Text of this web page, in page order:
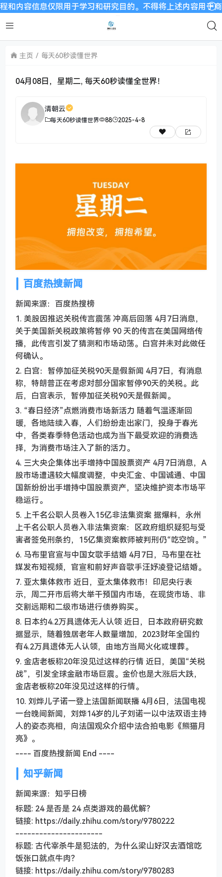
信息仅限用于学习和研究目的。不得将上述内容用于商业
主页 每天60秒读懂世界
04月08日，星期二, 每天60秒读懂全世界！
清朝云
每天60秒读懂世界 88 2025-4-8
百度热搜新闻
新闻来源：百度热搜榜
1. 美股因推迟关税传言震荡 冲高后回落 4月7日消息，
关于美国新关税政策将暂停 90 天的传言在美国网络传
播，此传言引发了猜测和市场动荡。白宫并未对此做任
何确认。
2. 白宫：暂停加征关税90天是假新闻 4月7日，有消息
称，特朗普正在考虑对部分国家暂停90天的关税。此
后，白宫表示，暂停加征关税90天是假新闻。
3. “春日经济”点燃消费市场新活力 随着气温逐渐回
暖，各地陆续入春，人们纷纷走出家门，投身于春光
中，各类春季特色活动也成为当下最受欢迎的消费选
择，为消费市场注入了新的活力。
4. 三大央企集体出手增持中国股票资产 4月7日消息，A
股市场遭遇较大幅度调整，中央汇金、中国诚通、中国
国新纷纷出手增持中国股票资产，坚决维护资本市场平
稳运行。
5. 上千名公职人员卷入15亿非法集资案 据爆料，永州
上千名公职人员卷入非法集资案：区政府组织疑犯与受
害者签免刑条约，15亿集资案教师被判刑仍“吃空饷。”
6. 马布里官宣与中国女歌手结婚 4月7日，马布里在社
媒发布短视频，官宣和前好声音歌手汪妤凌登记结婚。
7. 亚太集体救市 近日，亚太集体救市！印尼央行表
示，周二开市后将大举干预国内市场，在现货市场、非
交割远期和二级市场进行债券购买。
8. 日本约4.2万具遗体无人认领 近日，日本政府研究数
据显示，随着独居老年人数量增加，2023财年全国约
有4.2万具遗体无人认领，由地方当局火化或埋葬。
9. 金店老板称20年没见过这样的行情 近日，美国“关税
战”，引发全球金融市场巨震。金价也是大涨后大跌，
金店老板称20年没见过这样的行情。
10. 刘烨儿子诺一登上法国新闻联播 4月6日，法国电视
一台晚间新闻，刘烨14岁的儿子刘诺一以中法双语主持
人的姿态亮相，向法国观众介绍中法合拍电影《熊猫月
亮》。
---- 百度热搜新闻 End ----
知乎新闻
新闻来源：知乎日榜
标题: 24 是否是 24 点类游戏的最优解？
链接: https://daily.zhihu.com/story/9780222
----------------------
标题: 古代宰杀牛是犯法的，为什么梁山好汉去酒馆吃
饭张口就点牛肉？
链接: https://daily.zhihu.com/story/9780283